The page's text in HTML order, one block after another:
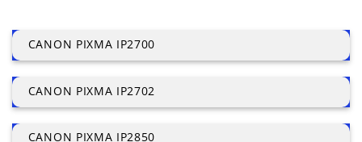
CANON PIXMA IP2700
CANON PIXMA IP2702
CANON PIXMA IP2850